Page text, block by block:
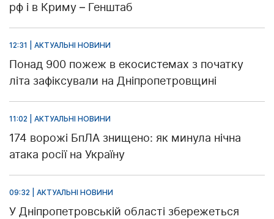
рф і в Криму – Генштаб
12:31 | АКТУАЛЬНІ НОВИНИ
Понад 900 пожеж в екосистемах з початку
літа зафіксували на Дніпропетровщині
11:02 | АКТУАЛЬНІ НОВИНИ
174 ворожі БпЛА знищено: як минула нічна
атака росії на Україну
09:32 | АКТУАЛЬНІ НОВИНИ
У Дніпропетровській області збережеться